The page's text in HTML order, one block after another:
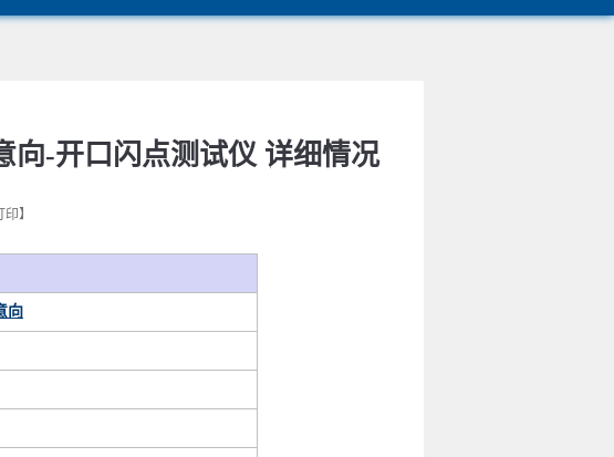
向-开口闪点测试仪 详细情况
印】
向